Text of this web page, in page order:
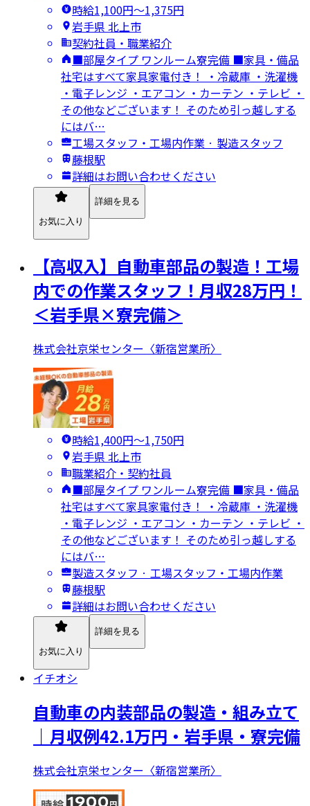
時給1,100円〜1,375円
岩手県 北上市
契約社員・職業紹介
■部屋タイプ ワンルーム寮完備 ■家具・備品
社宅はすべて家具家電付き！ ・冷蔵庫 ・洗濯機
・電子レンジ ・エアコン ・カーテン ・テレビ ・
その他などございます！ そのため引っ越しする
にはバ…
工場スタッフ・工場内作業 · 製造スタッフ
藤根駅
詳細はお問い合わせください
お気に入り
詳細を見る
【高収入】自動車部品の製造！工場
内での作業スタッフ！月収28万円！
＜岩手県×寮完備＞
株式会社京栄センター〈新宿営業所〉
時給1,400円〜1,750円
岩手県 北上市
職業紹介・契約社員
■部屋タイプ ワンルーム寮完備 ■家具・備品
社宅はすべて家具家電付き！ ・冷蔵庫 ・洗濯機
・電子レンジ ・エアコン ・カーテン ・テレビ ・
その他などございます！ そのため引っ越しする
にはバ…
製造スタッフ · 工場スタッフ・工場内作業
藤根駅
詳細はお問い合わせください
お気に入り
詳細を見る
イチオシ
自動車の内装部品の製造・組み立て
｜月収例42.1万円・岩手県・寮完備
株式会社京栄センター〈新宿営業所〉